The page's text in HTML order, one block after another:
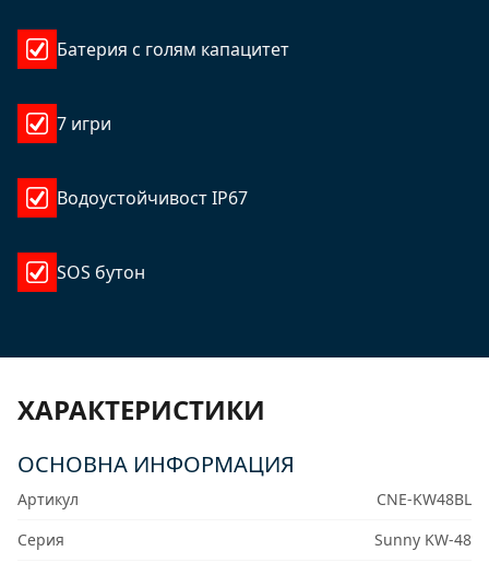
Батерия с голям капацитет
7 игри
Водоустойчивост IP67
SOS бутон
ХАРАКТЕРИСТИКИ
ОСНОВНА ИНФОРМАЦИЯ
Артикул
CNE-KW48BL
Серия
Sunny KW-48